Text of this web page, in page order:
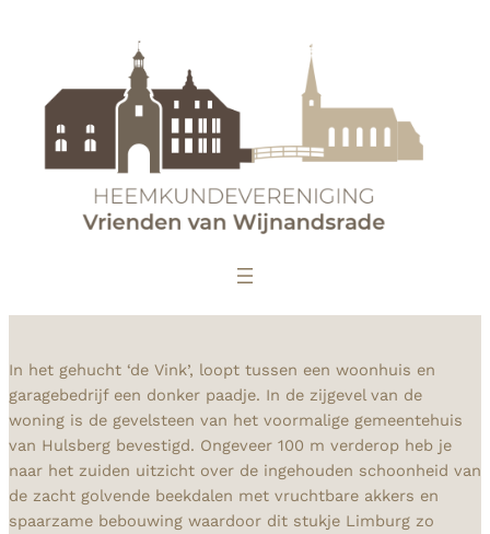
In het gehucht ‘de Vink’, loopt tussen een woonhuis en
garagebedrijf een donker paadje. In de zijgevel van de
woning is de gevelsteen van het voormalige gemeentehuis
van Hulsberg bevestigd. Ongeveer 100 m verderop heb je
naar het zuiden uitzicht over de ingehouden schoonheid van
de zacht golvende beekdalen met vruchtbare akkers en
spaarzame bebouwing waardoor dit stukje Limburg zo